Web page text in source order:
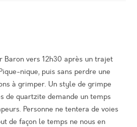
Baron vers 12h30 après un trajet
nique, puis sans perdre une
à grimper. Un style de grimpe
de quartzite demande un temps
Personne ne tentera de voies
de façon le temps ne nous en